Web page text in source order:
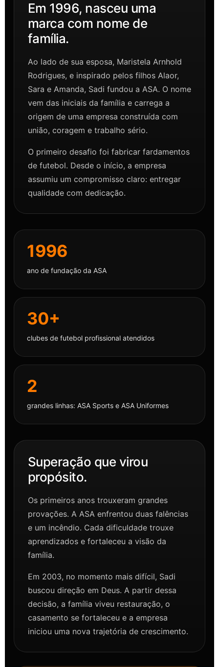
Em 1996, nasceu uma
marca com nome de
família.
Ao lado de sua esposa, Maristela Arnhold
Rodrigues, e inspirado pelos filhos Alaor,
Sara e Amanda, Sadi fundou a ASA. O nome
vem das iniciais da família e carrega a
origem de uma empresa construída com
união, coragem e trabalho sério.
O primeiro desafio foi fabricar fardamentos
de futebol. Desde o início, a empresa
assumiu um compromisso claro: entregar
qualidade com dedicação.
1996
ano de fundação da ASA
30+
clubes de futebol profissional atendidos
2
grandes linhas: ASA Sports e ASA Uniformes
Superação que virou
propósito.
Os primeiros anos trouxeram grandes
provações. A ASA enfrentou duas falências
e um incêndio. Cada dificuldade trouxe
aprendizados e fortaleceu a visão da
família.
Em 2003, no momento mais difícil, Sadi
buscou direção em Deus. A partir dessa
decisão, a família viveu restauração, o
casamento se fortaleceu e a empresa
iniciou uma nova trajetória de crescimento.